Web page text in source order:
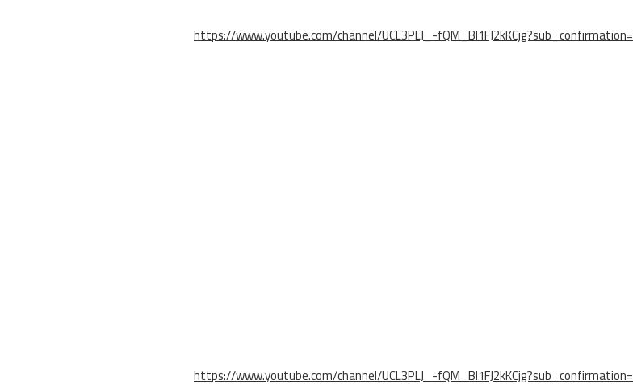
https://www.youtube.com/channel/UCL3PLJ_-
https://www.youtube.com/channel/UCL3PLJ_-